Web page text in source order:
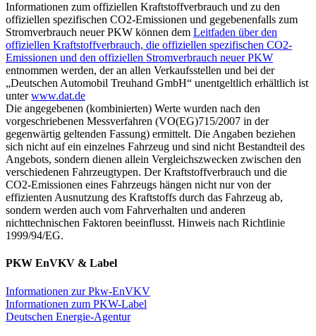
Informationen zum offiziellen Kraftstoffverbrauch und zu den
offiziellen spezifischen CO2-Emissionen und gegebenenfalls zum
Stromverbrauch neuer PKW können dem Leitfaden über den
offiziellen Kraftstoffverbrauch, die offiziellen spezifischen CO2-
Emissionen und den offiziellen Stromverbrauch neuer PKW
entnommen werden, der an allen Verkaufsstellen und bei der
„Deutschen Automobil Treuhand GmbH“ unentgeltlich erhältlich ist
unterwww.dat.de
Die angegebenen (kombinierten) Werte wurden nach den
vorgeschriebenen Messverfahren (VO(EG)715/2007 in der
gegenwärtig geltenden Fassung) ermittelt. Die Angaben beziehen
sich nicht auf ein einzelnes Fahrzeug und sind nicht Bestandteil des
Angebots, sondern dienen allein Vergleichszwecken zwischen den
verschiedenen Fahrzeugtypen. Der Kraftstoffverbrauch und die
CO2-Emissionen eines Fahrzeugs hängen nicht nur von der
effizienten Ausnutzung des Kraftstoffs durch das Fahrzeug ab,
sondern werden auch vom Fahrverhalten und anderen
nichttechnischen Faktoren beeinflusst. Hinweis nach Richtlinie
1999/94/EG.
PKW EnVKV & Label
Informationen zur Pkw-EnVKV
Informationen zum PKW-Label
Deutschen Energie-Agentur